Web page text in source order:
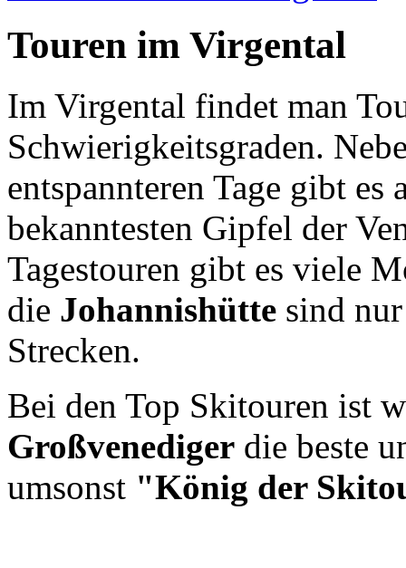
Touren im Virgental
Im Virgental findet man
Schwierigkeitsgraden.
entspannteren Tage gibt
bekanntesten Gipfel der
Tagestouren gibt es viele
die Johannishütte sind
Strecken.
Bei den Top Skitouren ist
Großvenediger die beste
umsonst "König der